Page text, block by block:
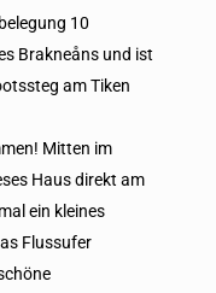
10
Brakneåns und ist
am Tiken
Mitten im
Haus direkt am
ein kleines
Flussufer